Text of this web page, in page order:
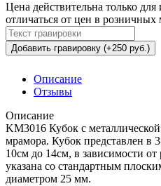
Цена действительна только
отличаться от цен в розничных
Добавить гравировку (+250 руб.)
Описание
Отзывы
Описание
KM3016 Кубок с
мрамора. Кубок представлен в
10см до 14см, в зависимости
указана со стандартным
диаметром 25 мм.